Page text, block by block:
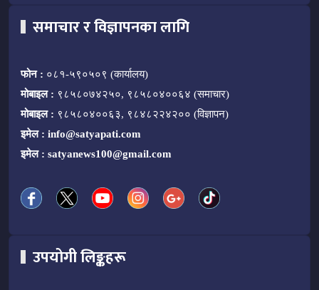
समाचार र विज्ञापनका लागि
फोन : ०८१-५९०५०९ (कार्यालय)
मोबाइल : ९८५८०७४२५०, ९८५८०४००६४ (समाचार)
मोबाइल : ९८५८०४००६३, ९८४८२२४२०० (विज्ञापन)
इमेल : info@satyapati.com
इमेल : satyanews100@gmail.com
उपयोगी लिङ्कहरू